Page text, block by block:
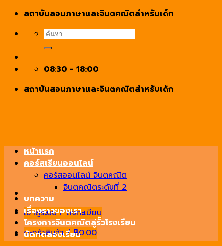
Skip
content
สถาบันสอนภาษาและจินตคณิตสำหรับเด็ก
ค้นหา:
08:30 - 18:00
สถาบันสอนภาษาและจินตคณิตสำหรับเด็ก
เข้าสู่ระบบ / ลงทะเบียน
ตะกร้าสินค้า /฿0.00
หน้าแรก
คอร์สเรียนออนไลน์
คอร์สออนไลน์ จินตคณิต
จินตคณิตระดับที่ 2
บทความ
เรื่องราวของเรา
โครงการจินตคณิตสู่รั้วโรงเรียน
นัดทดลองเรียน